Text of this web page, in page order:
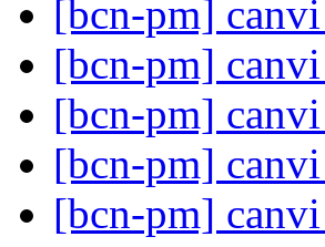
[bcn-pm]
[bcn-pm]
[bcn-pm]
[bcn-pm]
[bcn-pm]